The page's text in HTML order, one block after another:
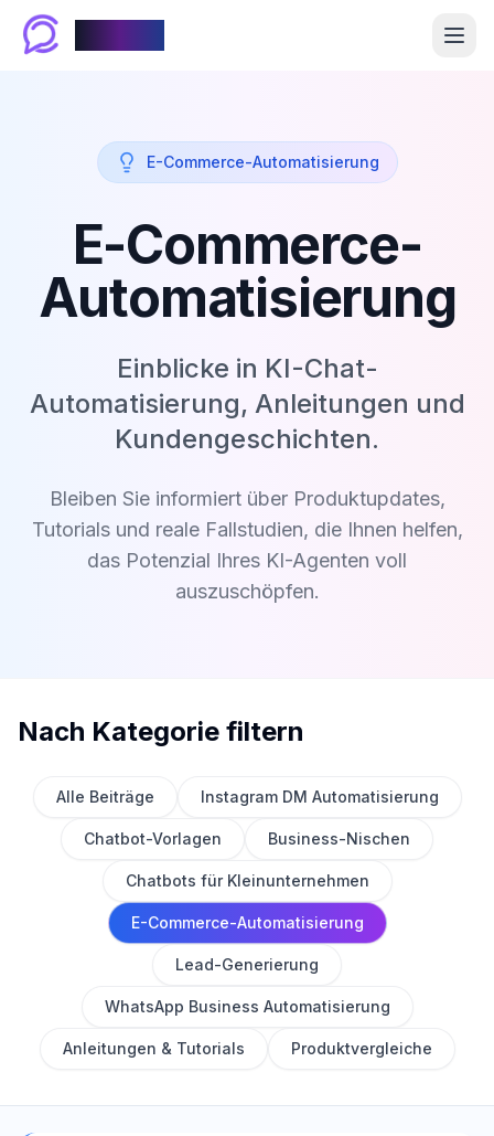
E-Commerce-Automatisierung
E-Commerce-
Automatisierung
Einblicke in KI-Chat-
Automatisierung, Anleitungen und
Kundengeschichten.
Bleiben Sie informiert über Produktupdates,
Tutorials und reale Fallstudien, die Ihnen helfen,
das Potenzial Ihres KI-Agenten voll
auszuschöpfen.
Nach Kategorie filtern
Alle Beiträge Instagram DM Automatisierung
Chatbot-Vorlagen Business-Nischen
Chatbots für Kleinunternehmen
E-Commerce-Automatisierung
Lead-Generierung
WhatsApp Business Automatisierung
Anleitungen & Tutorials Produktvergleiche